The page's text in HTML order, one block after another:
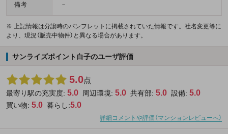
備考 －
※ 上記情報は分譲時のパンフレットに掲載されていた情報です。社名変更等に
より、現況（販売中物件）と異なる場合があります。
サンライズポイント白子のユーザ評価
5.0点
最寄り駅の充実度: 5.0 周辺環境: 5.0 共有部: 5.0 設備: 5.0
買い物: 5.0 暮らし:5.0
詳細コメントや評価（マンションレビューへ）